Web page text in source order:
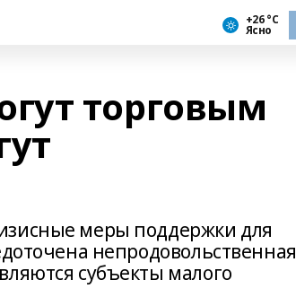
+26 °С
Ясно
торговым
меры поддержки для
непродовольственная
субъекты малого